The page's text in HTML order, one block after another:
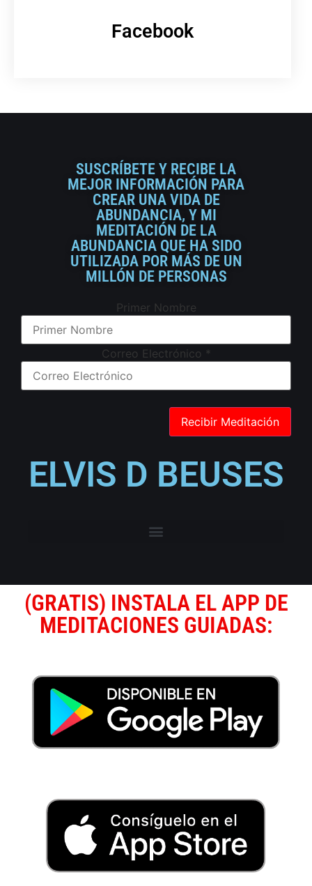
Facebook
SUSCRÍBETE Y RECIBE LA
MEJOR INFORMACIÓN PARA
CREAR UNA VIDA DE
ABUNDANCIA, Y MI
MEDITACIÓN DE LA
ABUNDANCIA QUE HA SIDO
UTILIZADA POR MÁS DE UN
MILLÓN DE PERSONAS
Primer Nombre
Correo Electrónico *
ELVIS D BEUSES
(GRATIS) INSTALA EL APP DE
MEDITACIONES GUIADAS: